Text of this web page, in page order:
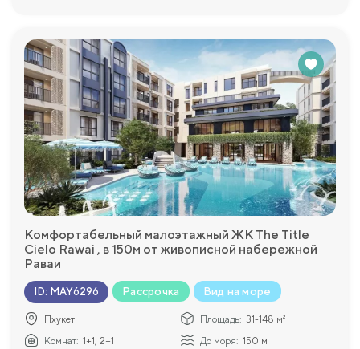
Комфортабельный малоэтажный ЖК The Title
Cielo Rawai , в 150м от живописной набережной
Раваи
ID: MAY6296 Рассрочка Вид на море
Пхукет Площадь: 31-148 м²
Комнат: 1+1, 2+1 До моря: 150 м